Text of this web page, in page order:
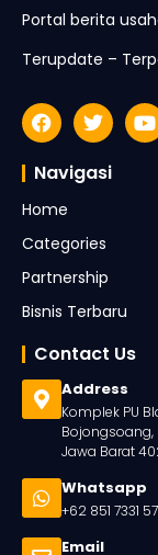
Portal berita
Terupdate –
Navigasi
Home
Categories
Partnership
Bisnis Terbaru
Contact Us
Address
Komplek PU
Bojongsoang,
Jawa Barat
Whatsapp
+62 851 7331
Email